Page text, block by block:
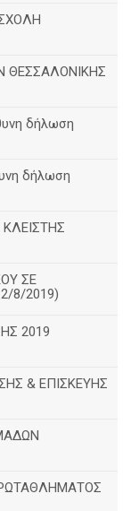
δήλωση
δήλωση
ΣΕ
8/2019)
2019
& ΕΠΙΣΚΕΥΗΣ